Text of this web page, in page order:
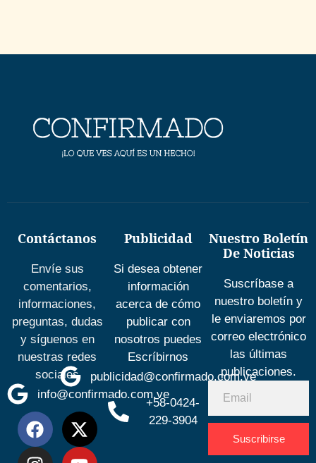
Contáctanos
Envíe sus
comentarios,
informaciones,
preguntas, dudas
y síguenos en
nuestras redes
sociales
info@confirmado.com.ve
Publicidad
Si desea obtener
información
acerca de cómo
publicar con
nosotros puedes
Escríbirnos
publicidad@confirmado.com.ve
+58-0424-
229-3904
Nuestro Boletín
De Noticias
Suscríbase a
nuestro boletín y
le enviaremos por
correo electrónico
las últimas
publicaciones.
Suscribirse